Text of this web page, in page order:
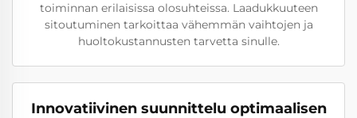
toiminnan erilaisissa olosuhteissa. Laadukkuuteen
sitoutuminen tarkoittaa vähemmän vaihtojen ja
huoltokustannusten tarvetta sinulle.
Innovatiivinen suunnittelu optimaalisen